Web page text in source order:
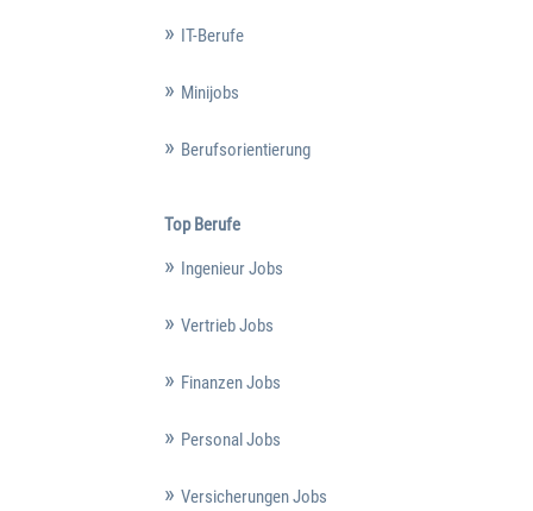
IT-Berufe
Minijobs
Berufsorientierung
Top Berufe
Ingenieur Jobs
Vertrieb Jobs
Finanzen Jobs
Personal Jobs
Versicherungen Jobs